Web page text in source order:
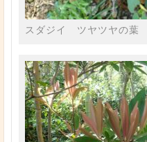
スダジイ ツヤツヤの葉